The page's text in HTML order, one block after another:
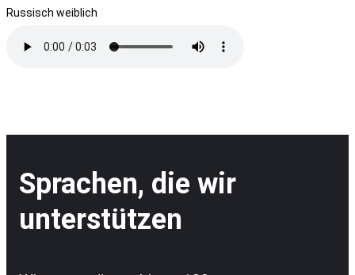
Russisch weiblich
Sprachen, die wir
unterstützen